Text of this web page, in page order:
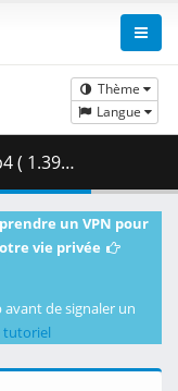
Thème
Langue
GB )
un VPN pour
vie privée
de signaler un
tutoriel